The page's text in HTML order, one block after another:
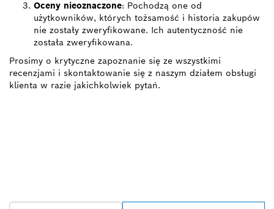
Oceny nieoznaczone: Pochodzą one od
użytkowników, których tożsamość i historia zakupów
nie zostały zweryfikowane. Ich autentyczność nie
została zweryfikowana.
Prosimy o krytyczne zapoznanie się ze wszystkimi
recenzjami i skontaktowanie się z naszym działem obsługi
klienta w razie jakichkolwiek pytań.